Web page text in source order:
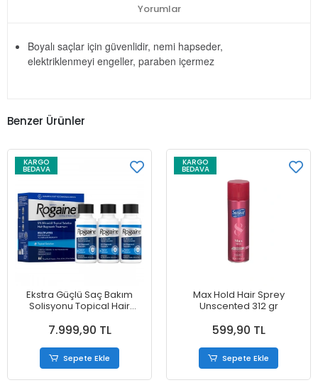
Yorumlar
Boyalı saçlar için güvenlidir, nemi hapseder,
elektriklenmeyi engeller, paraben içermez
Benzer Ürünler
KARGO
BEDAVA
Ekstra Güçlü Saç Bakım
Solisyonu Topical Hair
Reactıvates 3 lü Set
7.999,90 TL
Sepete Ekle
KARGO
BEDAVA
Max Hold Hair Sprey
Unscented 312 gr
599,90 TL
Sepete Ekle